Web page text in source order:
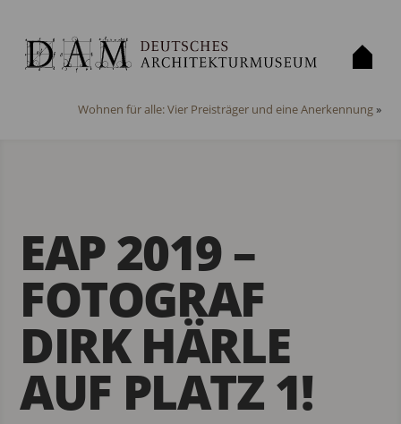
Wohnen für alle: Vier Preisträger und eine Anerkennung»
EAP 2019 –
FOTOGRAF
DIRK HÄRLE
AUF PLATZ 1!